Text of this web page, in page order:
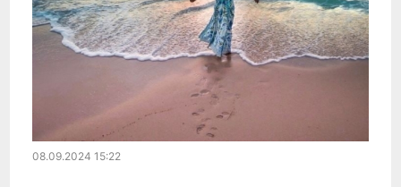
08.09.2024 15:22